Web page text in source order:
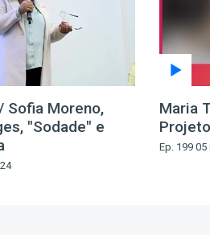
Sofia Moreno,
"Sodade" e
Maria
Ep. 199